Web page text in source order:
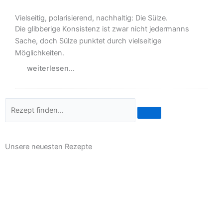
Vielseitig, polarisierend, nachhaltig: Die Sülze.
Die glibberige Konsistenz ist zwar nicht jedermanns
Sache, doch Sülze punktet durch vielseitige
Möglichkeiten.
weiterlesen...
Unsere neuesten Rezepte